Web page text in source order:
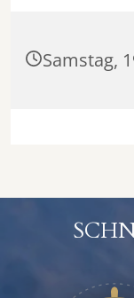
Samstag,